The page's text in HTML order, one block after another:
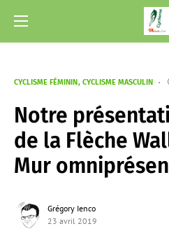
CYCLISME FÉMININ CYCLISME MASCULIN
Notre
de la Flèche
Mur
Grégory Ienco
23 avril 2019